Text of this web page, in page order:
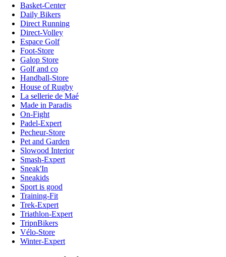
Basket-Center
Daily Bikers
Direct Running
Direct-Volley
Espace Golf
Foot-Store
Galop Store
Golf and co
Handball-Store
House of Rugby
La sellerie de Maé
Made in Paradis
On-Fight
Padel-Expert
Pecheur-Store
Pet and Garden
Slowood Interior
Smash-Expert
Sneak'In
Sneakids
Sport is good
Training-Fit
Trek-Expert
Triathlon-Expert
TripnBikers
Vélo-Store
Winter-Expert